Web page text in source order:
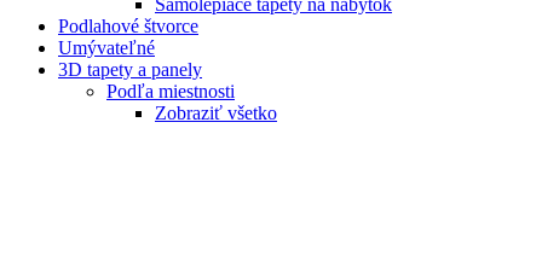
Podlahové štvorce
Umývateľné
3D tapety a panely
Podľa miestnosti
Zobraziť všetko